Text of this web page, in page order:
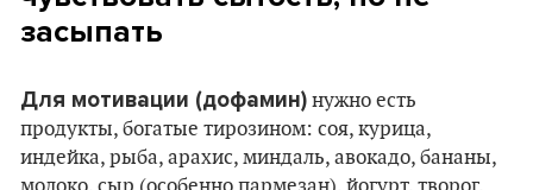
засыпать
Для мотивации (дофамин) нужно есть
продукты, богатые тирозином: соя, курица,
индейка, рыба, арахис, миндаль, авокадо, бананы,